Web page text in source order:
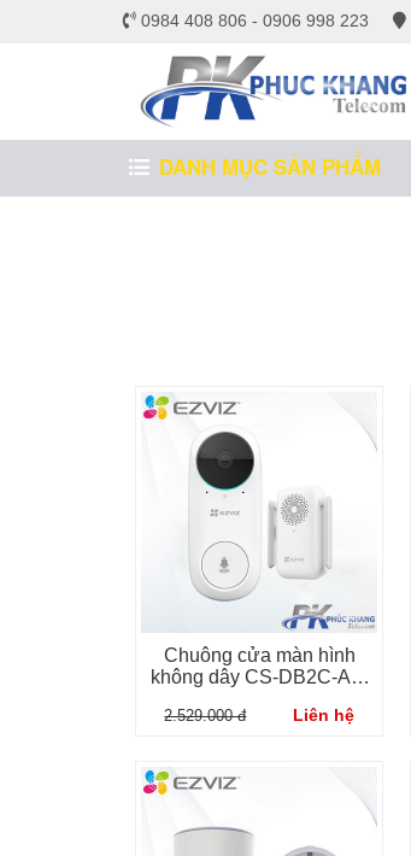
0984 408 806 - 0906 998 223
DANH MỤC SẢN PHẨM
Chuông cửa màn hình
không dây CS-DB2C-A0-
2.529.000 đ Liên hệ